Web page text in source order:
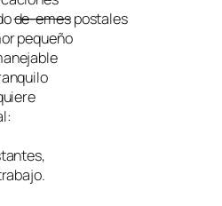
de-emespostales
pequeño